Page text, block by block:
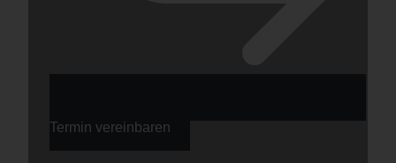
Termin vereinbaren